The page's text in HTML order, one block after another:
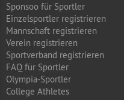
Sponsoo für Sportler
Einzelsportler registrieren
Mannschaft registrieren
Verein registrieren
Sportverband registrieren
FAQ für Sportler
Olympia-Sportler
College Athletes